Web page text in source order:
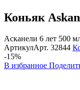
Коньяк
Асканели 6 лет 500
АртикулАрт. 32844
-15%
В избранное